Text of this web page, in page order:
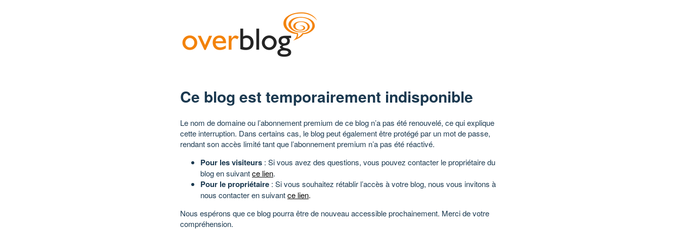
Ce blog est temporairement indisponible
Le nom de domaine ou l’abonnement premium de ce blog n’a pas été renouvelé, ce qui explique
cette interruption. Dans certains cas, le blog peut également être protégé par un mot de passe,
rendant son accès limité tant que l’abonnement premium n’a pas été réactivé.
Pour les visiteurs : Si vous avez des questions, vous pouvez contacter le propriétaire du
blog en suivantce lien.
Pour le propriétaire : Si vous souhaitez rétablir l’accès à votre blog, nous vous invitons à
nous contacter en suivantce lien.
Nous espérons que ce blog pourra être de nouveau accessible prochainement. Merci de votre
compréhension.